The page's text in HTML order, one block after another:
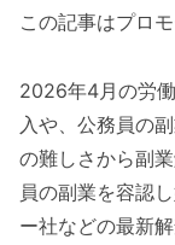
この記事はプロ
2026年4月の労
入や、公務員の
の難しさから副
員の副業を容認
ー社などの最新